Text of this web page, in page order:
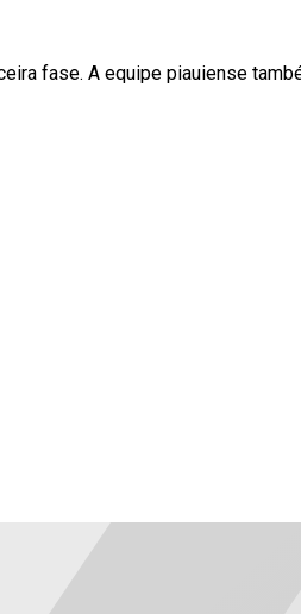
fase. A equipe piauiense